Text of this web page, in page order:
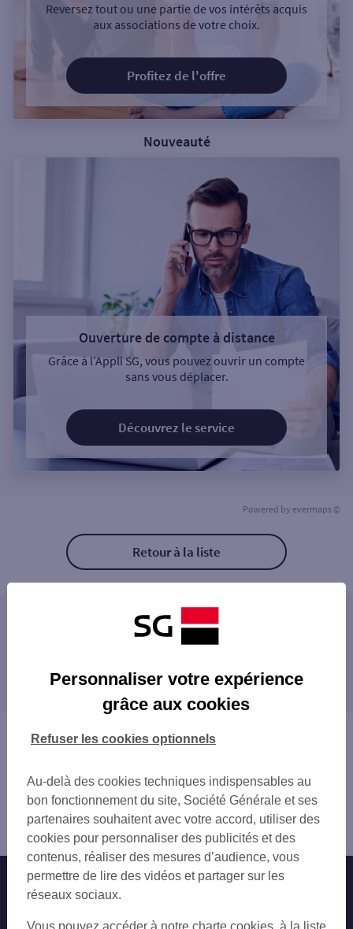
Reversez tout ou une partie de vos intérêts acquis
aux associations de votre choix.
Profitez de l'offre
Nouveauté
Ouverture de compte à distance
Grâce à l’Appli SG, vous pouvez ouvrir un compte
sans vous déplacer.
Découvrez le service
Powered by evermaps ©
Retour à la liste
Les distributeurs/automates à proximité
MARSEILLE 59 RUE SAINT FERREOL
MARSEILLE CANEBIERE
MARSEILLE 3 PL CASTELLANE
MARSEILLE 47 ALL LEON GAMBETTA
MARSEILLE 71 BD CHAVE
MARSEILLE 141 AV DU PRADO
MARSEILLE E DELIBES
GARE SNCF DE MARSEILLE
MARSEILLE CORDERIE
MARSEILLE BAILLE
proximité
ALLAUCH
LES PENNES-MIRABEAU
AUBAGNE
BOUC-BEL-AIR
MARIGNANE
GARDANNE
CHÂTEAUNEUF-LES-MARTIGUES
VITROLLES
Vous êtes ici : Accueil
Marseille 6ème
Distributeur/automate MARSEILLE PARADIS
Nos engagements Nous contacter
Autres sites SG
Personnaliser votre expérience
grâce aux cookies
Au-delà des cookies techniques indispensables au
bon fonctionnement du site, Société Générale et ses
partenaires souhaitent avec votre accord, utiliser des
cookies pour personnaliser des publicités et des
contenus, réaliser des mesures d’audience, vous
permettre de lire des vidéos et partager sur les
réseaux sociaux.
Vous pouvez accéder à notre charte cookies, à la liste
Refuser les cookies optionnels